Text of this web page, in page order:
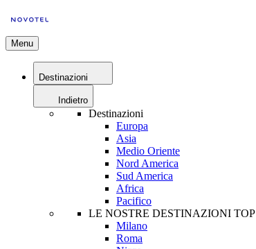
Menu
Destinazioni
Indietro
Destinazioni
Europa
Asia
Medio Oriente
Nord America
Sud America
Africa
Pacifico
LE NOSTRE DESTINAZIONI TOP
Milano
Roma